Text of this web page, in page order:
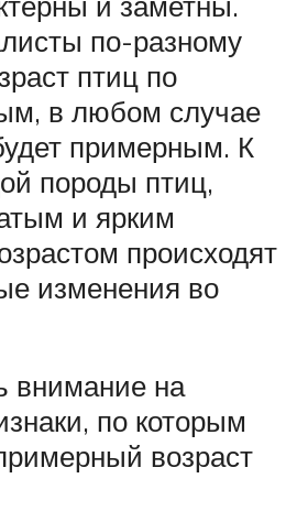
по-разному
птиц по
в любом случае
примерным. К
породы птиц,
и ярким
происходят
изменения во
внимание на
по которым
возраст